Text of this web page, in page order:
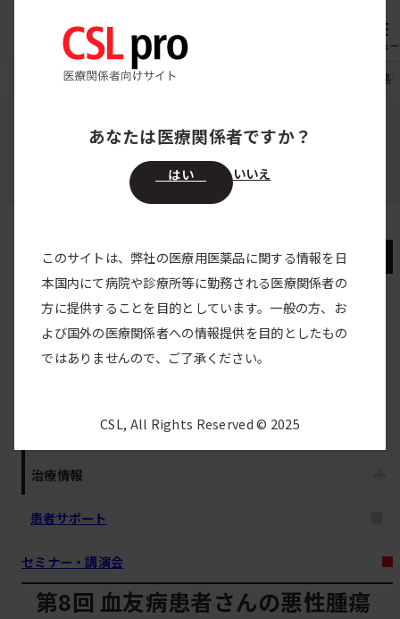
メニュー
CSL pro 領域別医療情報 第8回 血友病患者さんの悪
領域別医療情報
血友病
血友病トップ
Shared Decision Making
治療情報
患者サポート
セミナー・講演会
第8回 血友病患者さんの悪性腫瘍
あなたは医療関係者ですか？
はい いいえ
このサイトは、弊社の医療用医薬品に関する情報を日
本国内にて病院や診療所等に勤務される医療関係者の
方に提供することを目的としています。一般の方、お
よび国外の医療関係者への情報提供を目的としたもの
ではありませんので、ご了承ください。
CSL, All Rights Reserved © 2025